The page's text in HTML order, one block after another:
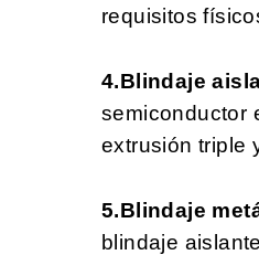
requisitos
4.Blindaje
semiconductor
extrusión triple
5.Blindaje
blindaje